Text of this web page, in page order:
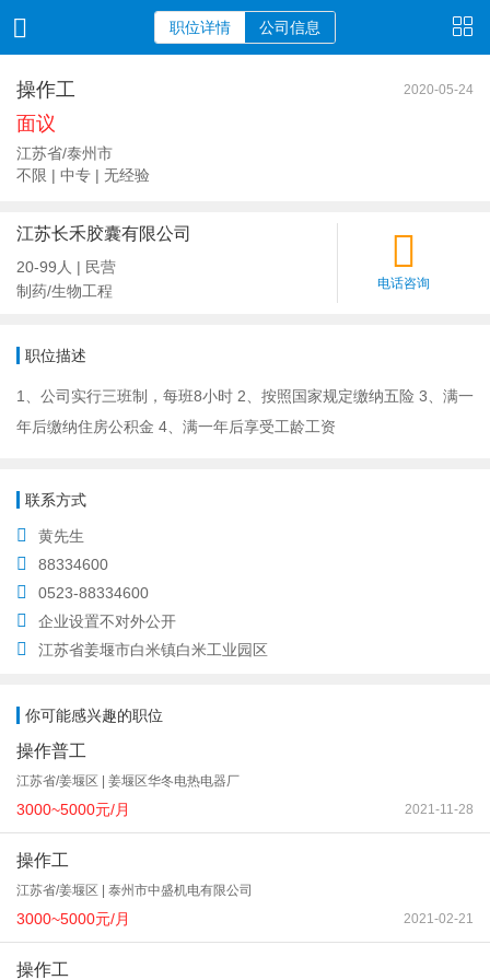
职位详情 公司信息
操作工 2020-05-24
面议
江苏省/泰州市
不限 | 中专 | 无经验
江苏长禾胶囊有限公司
20-99人 | 民营
制药/生物工程
电话咨询
职位描述
1、公司实行三班制，每班8小时 2、按照国家规定缴纳五险 3、满一
年后缴纳住房公积金 4、满一年后享受工龄工资
联系方式
黄先生
88334600
0523-88334600
企业设置不对外公开
江苏省姜堰市白米镇白米工业园区
你可能感兴趣的职位
操作普工
江苏省/姜堰区 | 姜堰区华冬电热电器厂
3000~5000元/月 2021-11-28
操作工
江苏省/姜堰区 | 泰州市中盛机电有限公司
3000~5000元/月 2021-02-21
操作工